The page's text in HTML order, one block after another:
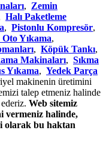
, Zemin
Halı Paketleme
, Pistonlu Kompresör,
Yıkama,
, Köpük Tankı,
Makinaları, Sıkma
Yıkama, Yedek Parça
makinenin üretimini
talep etmeniz halinde
Web sitemiz
vermeniz halinde,
olarak bu haktan